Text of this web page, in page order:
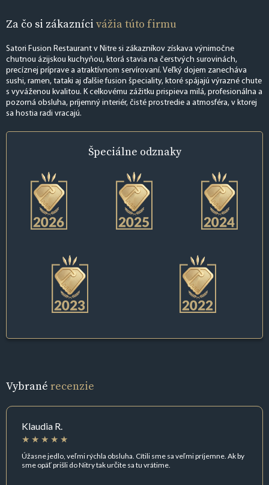
Za čo si zákazníci vážia túto firmu
Satori Fusion Restaurant v Nitre si zákazníkov získava výnimočne
chutnou ázijskou kuchyňou, ktorá stavia na čerstvých surovinách,
precíznej príprave a atraktívnom servírovaní. Veľký dojem zanecháva
sushi, ramen, tataki aj ďalšie fusion špeciality, ktoré spájajú výrazné chute
s vyváženou kvalitou. K celkovému zážitku prispieva milá, profesionálna a
pozorná obsluha, príjemný interiér, čisté prostredie a atmosféra, v ktorej
sa hostia radi vracajú.
Špeciálne odznaky
Vybrané recenzie
Klaudia R.
Úžasne jedlo, veľmi rýchla obsluha. Cítili sme sa veľmi príjemne. Ak by
sme opäť prišli do Nitry tak určite sa tu vrátime.